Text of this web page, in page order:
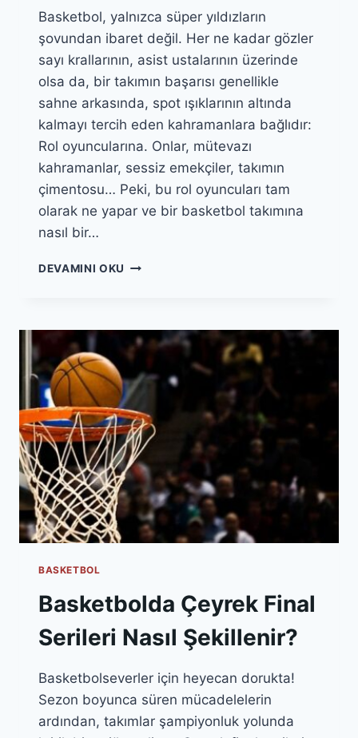
Basketbol, yalnızca süper yıldızların
şovundan ibaret değil. Her ne kadar gözler
sayı krallarının, asist ustalarının üzerinde
olsa da, bir takımın başarısı genellikle
sahne arkasında, spot ışıklarının altında
kalmayı tercih eden kahramanlara bağlıdır:
Rol oyuncularına. Onlar, mütevazı
kahramanlar, sessiz emekçiler, takımın
çimentosu… Peki, bu rol oyuncuları tam
olarak ne yapar ve bir basketbol takımına
nasıl bir…
DEVAMINI OKU BASKETBOLDA
KATKISI
NEDIR?
BASKETBOL
Basketbolda Çeyrek Final
Serileri Nasıl Şekillenir?
Basketbolseverler için heyecan dorukta!
Sezon boyunca süren mücadelelerin
ardından, takımlar şampiyonluk yolunda